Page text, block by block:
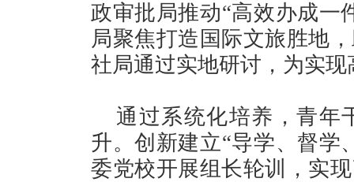
政审批局推动“高效办成一
局聚焦打造国际文旅胜地
社局通过实地研讨，为实
通过系统化培养，青年
升。创新建立“导学、督学
委党校开展组长轮训，实